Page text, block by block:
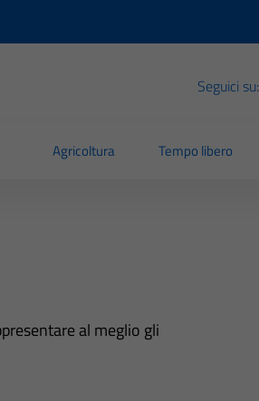
Seguici su:
Agricoltura Tempo libero
al meglio gli